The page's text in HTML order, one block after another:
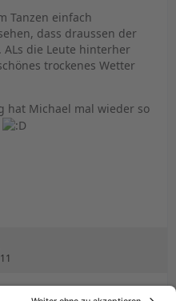
Tanzen einfach
dass draussen der
ALs die Leute hinterher
trockenes Wetter
hat Michael mal wieder so
klaut, ist mir folgendes